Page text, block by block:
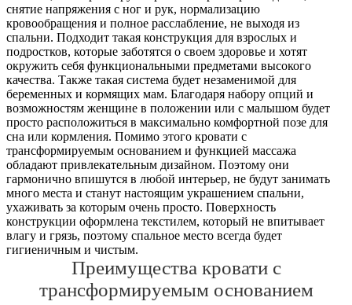
снятие напряжения с ног и рук, нормализацию
кровообращения и полное расслабление, не выходя из
спальни. Подходит такая конструкция для взрослых и
подростков, которые заботятся о своем здоровье и хотят
окружить себя функциональными предметами высокого
качества. Также такая система будет незаменимой для
беременных и кормящих мам. Благодаря набору опций и
возможностям женщине в положении или с малышом будет
просто расположиться в максимально комфортной позе для
сна или кормления. Помимо этого кровати с
трансформируемым основанием и функцией массажа
обладают привлекательным дизайном. Поэтому они
гармонично впишутся в любой интерьер, не будут занимать
много места и станут настоящим украшением спальни,
ухаживать за которым очень просто. Поверхность
конструкции оформлена текстилем, который не впитывает
влагу и грязь, поэтому спальное место всегда будет
гигиеничным и чистым.
Преимущества кровати с
трансформируемым основанием